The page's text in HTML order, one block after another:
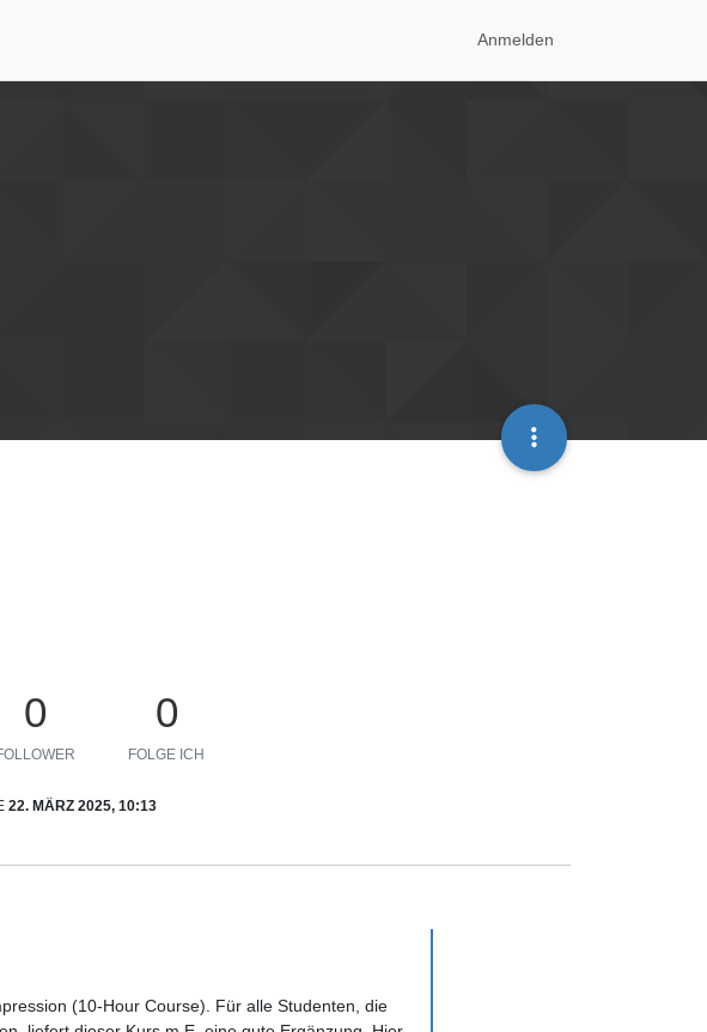
Anmelden
0 0
FOLGE ICH
22. MÄRZ 2025, 10:13
(10-Hour Course). Für alle Studenten, die